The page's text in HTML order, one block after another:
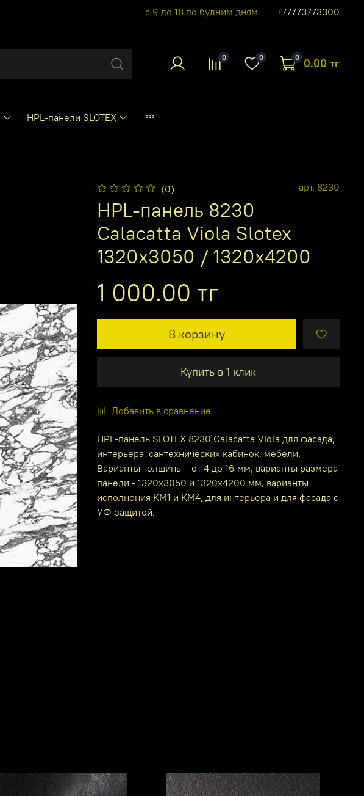
с 9 до 18 по будним дням +77773773300
0 0 0 0.00 тг
HPL-панели SLOTEX
(0) арт. 8230
HPL-панель 8230
Calacatta Viola Slotex
1320х3050 / 1320х4200
1 000.00 тг
В корзину
Купить в 1 клик
Добавить в сравнение
HPL-панель SLOTEX 8230 Calacatta Viola для фасада,
интерьера, сантехнических кабинок, мебели.
Варианты толщины - от 4 до 16 мм, варианты размера
панели - 1320х3050 и 1320х4200 мм, варианты
исполнения КМ1 и КМ4, для интерьера и для фасада с
УФ-защитой.